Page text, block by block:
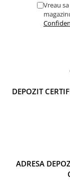
Vreau
DEPOZIT
ADRESA